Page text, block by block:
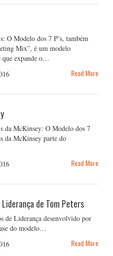
O Modelo dos 7 P’s, também
Mix”, é um modelo
que expande o…
Read More
da McKinsey: O Modelo dos 7
da McKinsey parte do
Read More
de Tom Peters
de Liderança desenvolvido por
do modelo…
Read More